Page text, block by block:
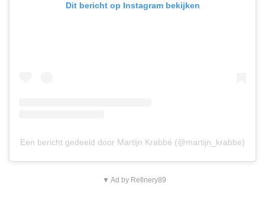
Dit bericht op Instagram bekijken
Een bericht gedeeld door Martijn Krabbé (@martijn_krabbe)
▼ Ad by Refinery89